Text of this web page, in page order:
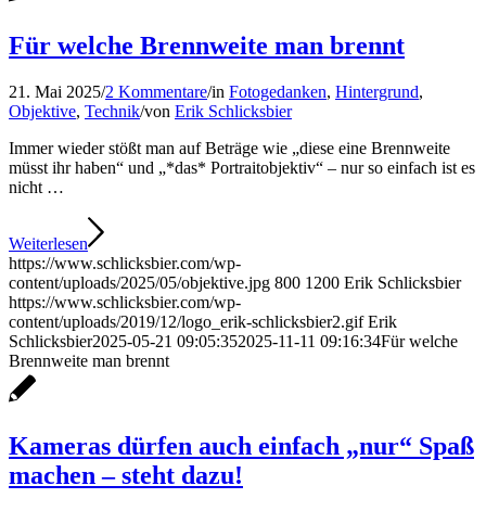
Für welche Brennweite man brennt
21. Mai 2025/2 Kommentare/in Fotogedanken, Hintergrund,
Objektive, Technik/von Erik Schlicksbier
Immer wieder stößt man auf Beträge wie „diese eine Brennweite
müsst ihr haben“ und „*das* Portraitobjektiv“ – nur so einfach ist es
nicht …
Weiterlesen
https://www.schlicksbier.com/wp-
content/uploads/2025/05/objektive.jpg 800 1200 Erik Schlicksbier
https://www.schlicksbier.com/wp-
content/uploads/2019/12/logo_erik-schlicksbier2.gif Erik
Schlicksbier2025-05-21 09:05:352025-11-11 09:16:34Für welche
Brennweite man brennt
Kameras dürfen auch einfach „nur“ Spaß
machen – steht dazu!